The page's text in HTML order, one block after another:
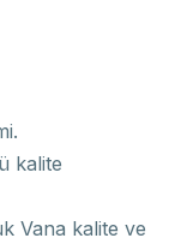
kalite
Vana kalite ve